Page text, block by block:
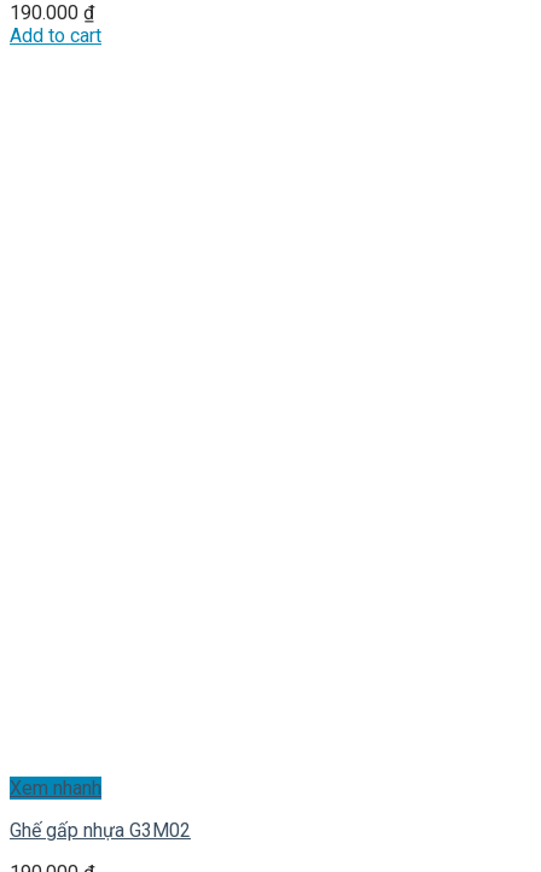
190.000 ₫
Add to cart
Xem nhanh
Ghế gấp nhựa G3M02